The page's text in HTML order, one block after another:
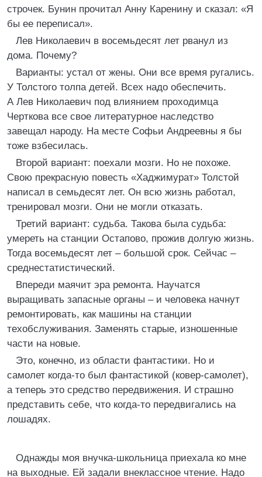
строчек. Бунин прочитал Анну Каренину и сказал: «Я
бы ее переписал».
Лев Николаевич в восемьдесят лет рванул из
дома. Почему?
Варианты: устал от жены. Они все время ругались.
У Толстого толпа детей. Всех надо обеспечить.
А Лев Николаевич под влиянием проходимца
Черткова все свое литературное наследство
завещал народу. На месте Софьи Андреевны я бы
тоже взбесилась.
Второй вариант: поехали мозги. Но не похоже.
Свою прекрасную повесть «Хаджимурат» Толстой
написал в семьдесят лет. Он всю жизнь работал,
тренировал мозги. Они не могли отказать.
Третий вариант: судьба. Такова была судьба:
умереть на станции Остапово, прожив долгую жизнь.
Тогда восемьдесят лет – большой срок. Сейчас –
среднестатистический.
Впереди маячит эра ремонта. Научатся
выращивать запасные органы – и человека начнут
ремонтировать, как машины на станции
техобслуживания. Заменять старые, изношенные
части на новые.
Это, конечно, из области фантастики. Но и
самолет когда-то был фантастикой (ковер-самолет),
а теперь это средство передвижения. И страшно
представить себе, что когда-то передвигались на
лошадях.
Однажды моя внучка-школьница приехала ко мне
на выходные. Ей задали внеклассное чтение. Надо